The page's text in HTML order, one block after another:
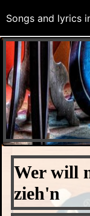
Wer will
zieh'n
Songs and lyrics